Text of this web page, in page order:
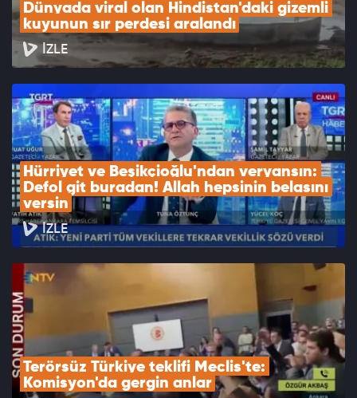
Dünyada viral olan Hindistan'daki gizemli
kuyunun sır perdesi aralandı
İZLE
Hürriyet ve Beşikçioğlu'ndan veryansın:
Defol git buradan! Allah hepsinin belasını
versin
İZLE
Terörsüz Türkiye teklifi Meclis'te:
Komisyon'da gergin anlar